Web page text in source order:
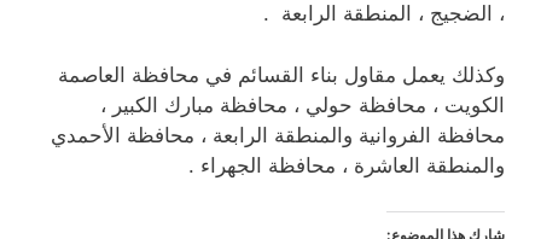
، الضجيج ، المنطقة الرابعة .
وكذلك يعمل مقاول بناء القسائم في محافظة العاصمة
الكويت ، محافظة حولي ، محافظة مبارك الكبير ،
محافظة الفروانية والمنطقة الرابعة ، محافظة الأحمدي
والمنطقة العاشرة ، محافظة الجهراء .
شارك هذا الموضوع: